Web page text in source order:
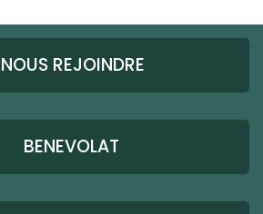
NOUS REJOINDRE
BENEVOLAT